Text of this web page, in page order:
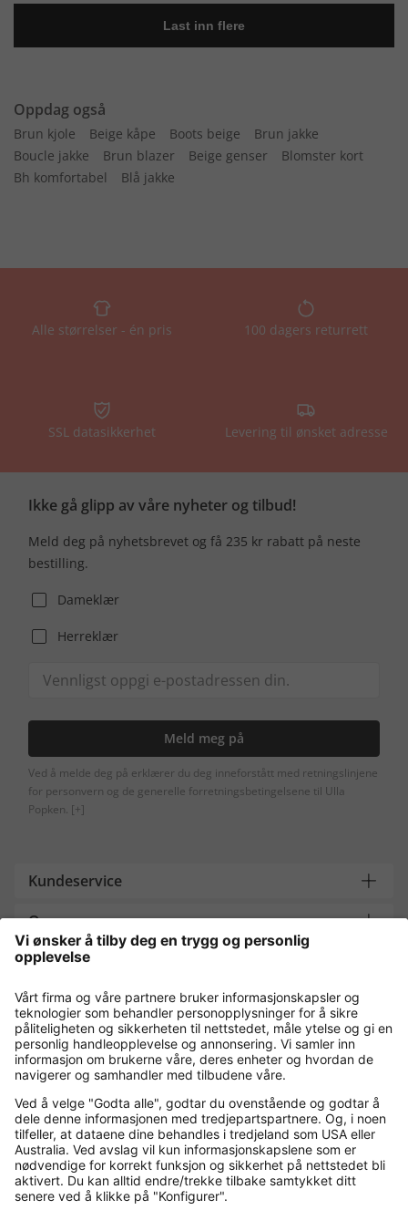
Oppdag også
Brun kjole Beige kåpe Boots beige
Brun jakke
Boucle jakke
Brun blazer Beige genser
Blomster kort
Bh komfortabel
Blå jakke
Alle størrelser - én pris 100 dagers returrett
SSL datasikkerhet Levering til ønsket adresse
Ikke gå glipp av våre nyheter og tilbud!
Meld deg på nyhetsbrevet og få 235 kr rabatt på neste
bestilling.
Dameklær
Herreklær
Meld meg på
Ved å melde deg på erklærer du deg inneforstått med retningslinjene
for personvern og de generelle forretningsbetingelsene til Ulla
Popken. [+]
Kundeservice
Om oss
Contact
Payment and Delivery
Kjøp trygt med
Flere nettbutikker
Norge